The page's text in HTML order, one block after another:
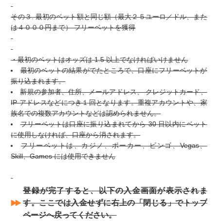
その３. 最初のベット額と同じ額（最大２５ユーロ／ドル、また
は４０００円まで） フリーベットを獲得
・最初のベットはオッズは 1.5 以上でなければいけません
最初のベットの結果がでたところで、口座にフリーベットが
振り込まれます。
新規の参加者、住所、メールアドレス、 クレジットカード、
IP アドレスなどにつき１回となります。重複アカウントや、家
族名での複数アカウントなどは認められません。
フリーベットは口座に振り込まれてから 30 日以内にベット
に使用しなければ、口座から消されます。
フリーベットは、カジノ、ポーカー、ビンゴ、Vegas、
Skill、Games には使用できません
登録が完了すると、以下の入金画面が表示されま
す。ここでは入金せずに右上の「閉じる」でトップ
ページへ戻ってください。